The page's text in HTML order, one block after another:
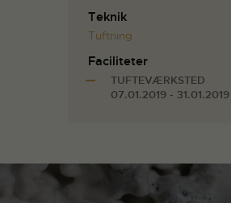
Teknik
Tuftning
Faciliteter
TUFTEVÆRKSTED
07.01.2019 - 31.01.2019